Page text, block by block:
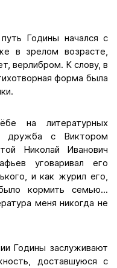
Годины начался с
в зрелом возрасте,
верлибром. К слову, в
форма была
на литературных
дружба с Виктором
Николай Иванович
уговаривал его
и как журил его,
кормить семью...
меня никогда не
Годины заслуживают
доставшуюся с